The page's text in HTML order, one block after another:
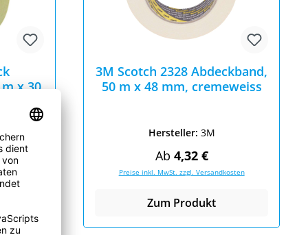
x 30
3M Scotch 2328 Abdeckband,
50 m x 48 mm, cremeweiss
Hersteller: 3M
Regulärer Preis:
Ab 4,32 €
Preise inkl. MwSt. zzgl. Versandkosten
Zum Produkt